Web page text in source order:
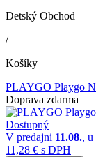
Detský Obchod
/
Košíky
PLAYGO Playgo
Doprava zdarma
Dostupný
V predajni 11.08., u
11,28 € s DPH